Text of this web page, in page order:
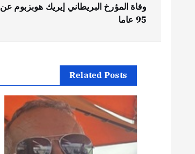
ص
وفاة المؤرخ البريطاني إيريك هوبزبوم عن
95 عاما
Related Posts